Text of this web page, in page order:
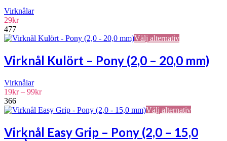
väljas
på
Virknålar
29kr
477
Välj alternativDen
produkten
har
alternativen
väljas
på
Virknål Kulört – Pony (2,0 – 20,0 mm)
Virknålar
19kr – 99krPrisintervall:
till
366
Välj alternativDen
produkten
har
Virknål Easy Grip – Pony (2,0 – 15,0